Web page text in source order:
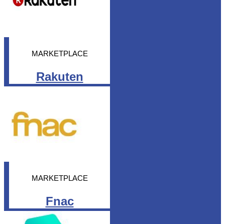
MARKETPLACE
Rakuten
MARKETPLACE
Fnac